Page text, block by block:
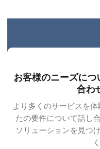
お客様のニーズに
合わ
より多くのサービスを
たの要件について話し
ソリューションを見つ